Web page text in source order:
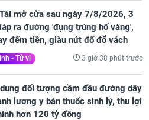
mở cửa sau ngày 7/8/2026, 3
ra đường 'đụng trúng hố vàng',
đếm tiền, giàu nứt đố đổ vách
- Tử vi 3 giờ 38 phút trước
đối tượng cầm đầu đường dây
lương y bán thuốc sinh lý, thu lợi
hơn 120 tỷ đồng